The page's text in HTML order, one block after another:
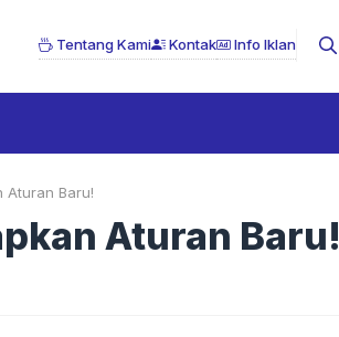
Tentang Kami Kontak Info Iklan
Aturan Baru!
Aturan Baru!